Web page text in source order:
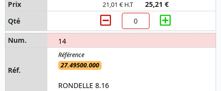
21,01 € H.T 25,21 €
14
27.49500.000
RONDELLE 8.16